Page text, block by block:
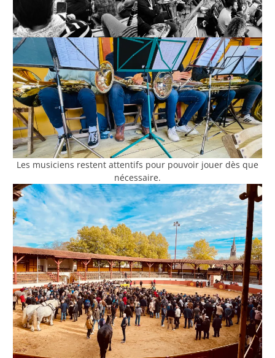
Les musiciens restent attentifs pour pouvoir jouer dès que
nécessaire.